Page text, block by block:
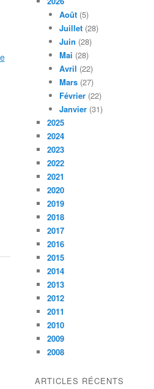
Août (5)
Juillet (28)
Juin (28)
Mai (28)
Avril (22)
Mars (27)
Février (22)
Janvier (31)
2025
2024
2023
2022
2021
2020
2019
2018
2017
2016
2015
2014
2013
2012
2011
2010
2009
2008
ARTICLES RÉCENTS